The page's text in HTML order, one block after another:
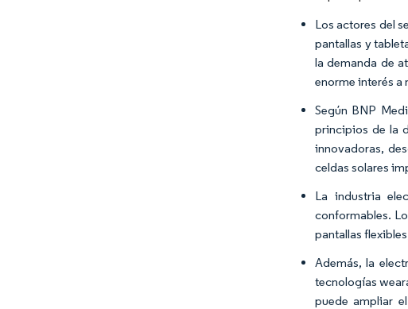
Los actores del
pantallas y
la demanda de
enorme interés a
Según BNP
principios de la
innovadoras,
celdas solares
La industria
conformables.
pantallas
Además, la
tecnologías
puede ampliar